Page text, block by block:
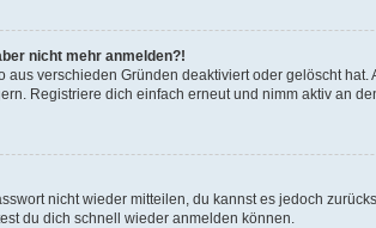
nicht mehr anmelden?!
aus verschieden Gründen deaktiviert oder gelöscht
Registriere dich einfach erneut und nimm aktiv an
nicht wieder mitteilen, du kannst es jedoch
du dich schnell wieder anmelden können.